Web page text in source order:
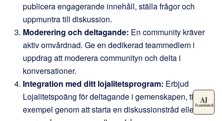
publicera engagerande innehåll, ställa frågor och
uppmuntra till diskussion.
Moderering och deltagande: En community kräver
aktiv omvårdnad. Ge en dedikerad teammedlem i
uppdrag att moderera communityn och delta i
konversationer.
Integration med ditt lojalitetsprogram: Erbjud
Lojalitetspoäng för deltagande i gemenskapen, till
exempel genom att starta en diskussionstråd eller